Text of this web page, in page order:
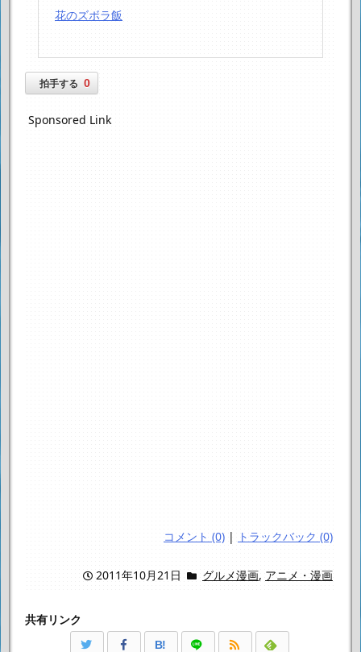
花のズボラ飯
拍手する 0
Sponsored Link
コメント (0) | トラックバック (0)
2011年10月21日 グルメ漫画, アニメ・漫画
共有リンク
B!